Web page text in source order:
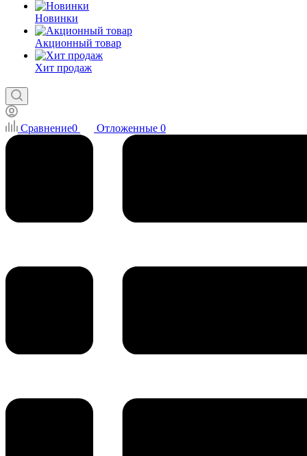
Новинки
Акционный товар
Хит продаж
Сравнение0 Отложенные 0